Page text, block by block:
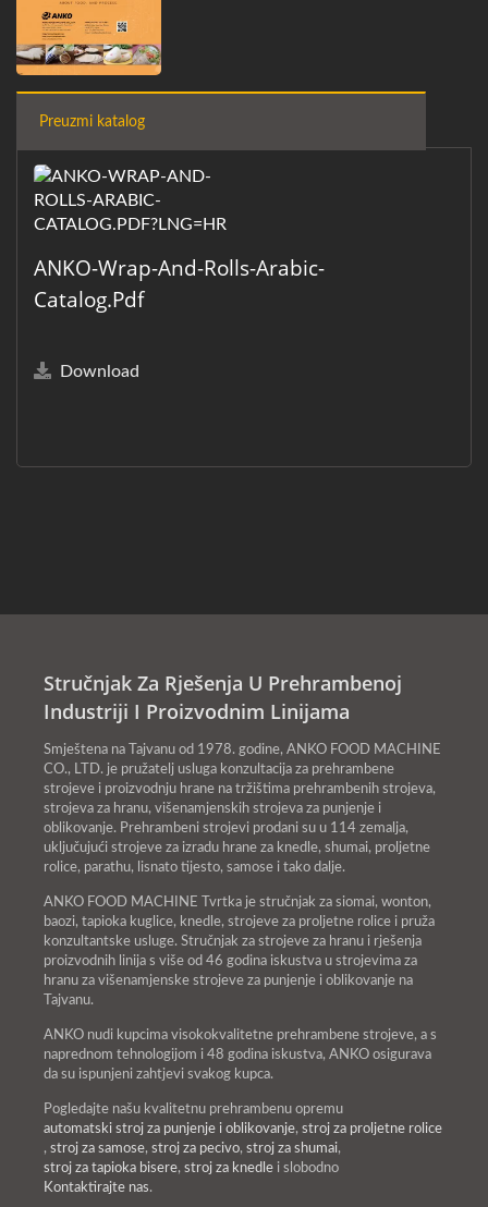
Preuzmi katalog
ANKO-Wrap-And-Rolls-Arabic-
Catalog.pdf
Download
Stručnjak Za Rješenja U Prehrambenoj
Industriji I Proizvodnim Linijama
Smještena na Tajvanu od 1978. godine, ANKO FOOD MACHINE
CO., LTD. je pružatelj usluga konzultacija za prehrambene
strojeve i proizvodnju hrane na tržištima prehrambenih strojeva,
strojeva za hranu, višenamjenskih strojeva za punjenje i
oblikovanje. Prehrambeni strojevi prodani su u 114 zemalja,
uključujući strojeve za izradu hrane za knedle, shumai, proljetne
rolice, parathu, lisnato tijesto, samose i tako dalje.
ANKO FOOD MACHINE Tvrtka je stručnjak za siomai, wonton,
baozi, tapioka kuglice, knedle, strojeve za proljetne rolice i pruža
konzultantske usluge. Stručnjak za strojeve za hranu i rješenja
proizvodnih linija s više od 46 godina iskustva u strojevima za
hranu za višenamjenske strojeve za punjenje i oblikovanje na
Tajvanu.
ANKO nudi kupcima visokokvalitetne prehrambene strojeve, a s
naprednom tehnologijom i 48 godina iskustva, ANKO osigurava
da su ispunjeni zahtjevi svakog kupca.
Pogledajte našu kvalitetnu prehrambenu opremu
automatski stroj za punjenje i oblikovanje, stroj za proljetne rolice
, stroj za samose, stroj za pecivo, stroj za shumai,
stroj za tapioka bisere, stroj za knedle i slobodno
Kontaktirajte nas.